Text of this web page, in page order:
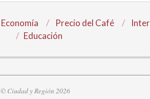
Economía Precio del Café
Educación
© Ciudad y Región 2026